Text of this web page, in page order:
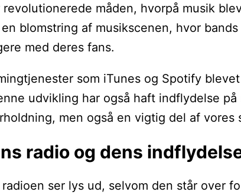
revolutionerede måden, hvorpå musik
blomstring af musikscenen, hvor
med deres fans.
som iTunes og Spotify
udvikling har også haft indflydelse
men også en vigtig del af vores
radio og dens
ser lys ud, selvom den står over